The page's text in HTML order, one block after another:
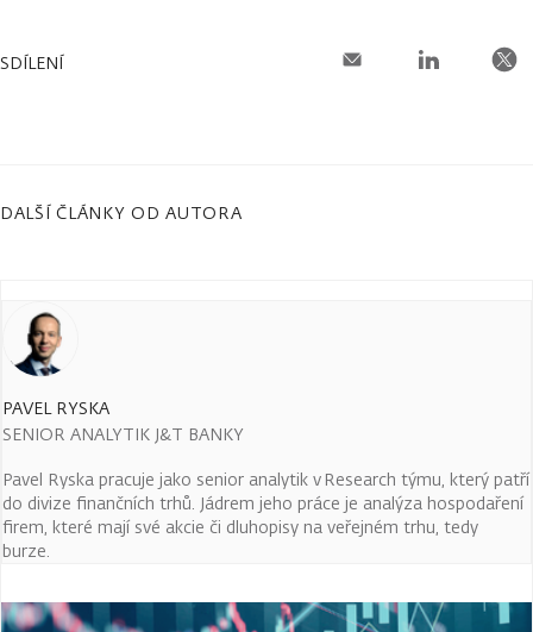
SDÍLENÍ
DALŠÍ ČLÁNKY OD AUTORA
PAVEL RYSKA
SENIOR ANALYTIK J&T BANKY
Pavel Ryska pracuje jako senior analytik v Research týmu, který patří
do divize finančních trhů. Jádrem jeho práce je analýza hospodaření
firem, které mají své akcie či dluhopisy na veřejném trhu, tedy
burze.